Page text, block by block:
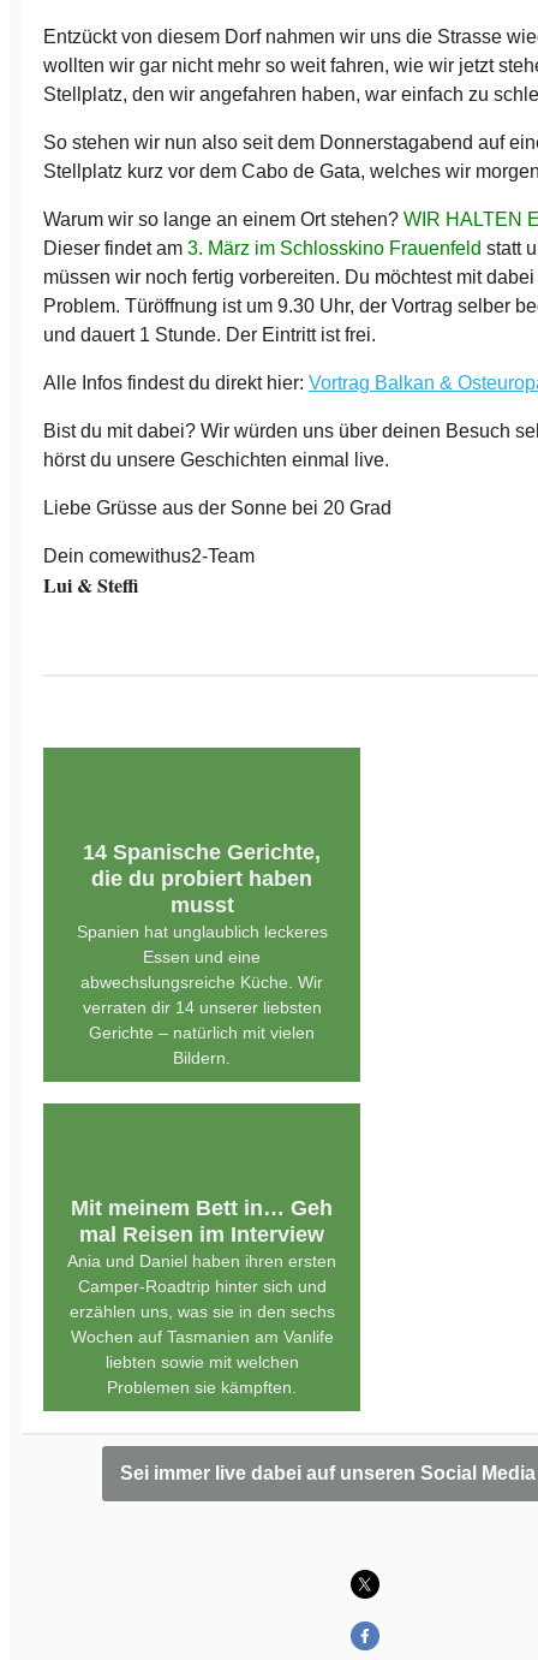
Entzückt von diesem Dorf nahmen wir uns die Strasse
wollten wir gar nicht mehr so weit fahren, wie wir jetzt
Stellplatz, den wir angefahren haben, war einfach zu
So stehen wir nun also seit dem Donnerstagabend auf
Stellplatz kurz vor dem Cabo de Gata, welches wir
Warum wir so lange an einem Ort stehen? WIR HALTEN
Dieser findet am 3. März im Schlosskino Frauenfeld statt
müssen wir noch fertig vorbereiten. Du möchtest mit
Problem. Türöffnung ist um 9.30 Uhr, der Vortrag selber
und dauert 1 Stunde. Der Eintritt ist frei.
Alle Infos findest du direkt hier: Vortrag Balkan &
Bist du mit dabei? Wir würden uns über deinen Besuch
hörst du unsere Geschichten einmal live.
Liebe Grüsse aus der Sonne bei 20 Grad
Dein comewithus2-Team
Lui & Steffi
14 Spanische Gerichte,
die du probiert haben
musst
Spanien hat unglaublich leckeres
Essen und eine
abwechslungsreiche Küche. Wir
verraten dir 14 unserer liebsten
Gerichte – natürlich mit vielen
Bildern.
Mit meinem Bett in… Geh
mal Reisen im Interview
Ania und Daniel haben ihren ersten
Camper-Roadtrip hinter sich und
erzählen uns, was sie in den sechs
Wochen auf Tasmanien am Vanlife
liebten sowie mit welchen
Problemen sie kämpften.
Sei immer live dabei auf unseren Social